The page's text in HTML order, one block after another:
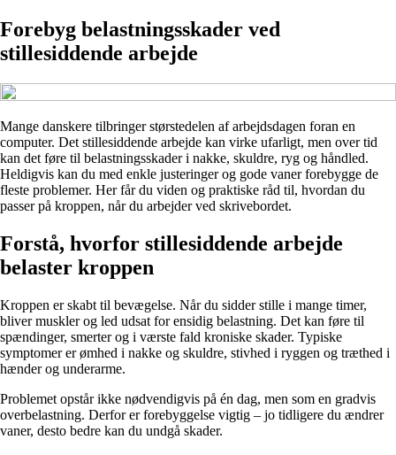
Forebyg belastningsskader ved
stillesiddende arbejde
Mange danskere tilbringer størstedelen af arbejdsdagen foran en
computer. Det stillesiddende arbejde kan virke ufarligt, men over tid
kan det føre til belastningsskader i nakke, skuldre, ryg og håndled.
Heldigvis kan du med enkle justeringer og gode vaner forebygge de
fleste problemer. Her får du viden og praktiske råd til, hvordan du
passer på kroppen, når du arbejder ved skrivebordet.
Forstå, hvorfor stillesiddende arbejde
belaster kroppen
Kroppen er skabt til bevægelse. Når du sidder stille i mange timer,
bliver muskler og led udsat for ensidig belastning. Det kan føre til
spændinger, smerter og i værste fald kroniske skader. Typiske
symptomer er ømhed i nakke og skuldre, stivhed i ryggen og træthed i
hænder og underarme.
Problemet opstår ikke nødvendigvis på én dag, men som en gradvis
overbelastning. Derfor er forebyggelse vigtig – jo tidligere du ændrer
vaner, desto bedre kan du undgå skader.